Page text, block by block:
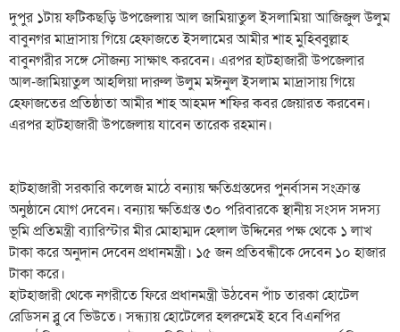
দুপুর ১টায় ফটিকছড়ি উপজেলায় আল জামিয়াতুল ইসলামিয়া আজিজুল উলুম
বাবুনগর মাদ্রাসায় গিয়ে হেফাজতে ইসলামের আমীর শাহ মুহিব্বুল্লাহ
বাবুনগরীর সঙ্গে সৌজন্য সাক্ষাৎ করবেন। এরপর হাটহাজারী উপজেলার
আল-জামিয়াতুল আহলিয়া দারুল উলুম মঈনুল ইসলাম মাদ্রাসায় গিয়ে
হেফাজতের প্রতিষ্ঠাতা আমীর শাহ আহমদ শফির কবর জেয়ারত করবেন।
এরপর হাটহাজারী উপজেলায় যাবেন তারেক রহমান।
হাটহাজারী সরকারি কলেজ মাঠে বন্যায় ক্ষতিগ্রস্তদের পুনর্বাসন সংক্রান্ত
অনুষ্ঠানে যোগ দেবেন। বন্যায় ক্ষতিগ্রস্ত ৩০ পরিবারকে স্থানীয় সংসদ সদস্য
ভূমি প্রতিমন্ত্রী ব্যারিস্টার মীর মোহাম্মদ হেলাল উদ্দিনের পক্ষ থেকে ১ লাখ
টাকা করে অনুদান দেবেন প্রধানমন্ত্রী। ১৫ জন প্রতিবন্ধীকে দেবেন ১০ হাজার
টাকা করে।
হাটহাজারী থেকে নগরীতে ফিরে প্রধানমন্ত্রী উঠবেন পাঁচ তারকা হোটেল
রেডিসন ব্লু বে ভিউতে। সন্ধ্যায় হোটেলের হলরুমেই হবে বিএনপির